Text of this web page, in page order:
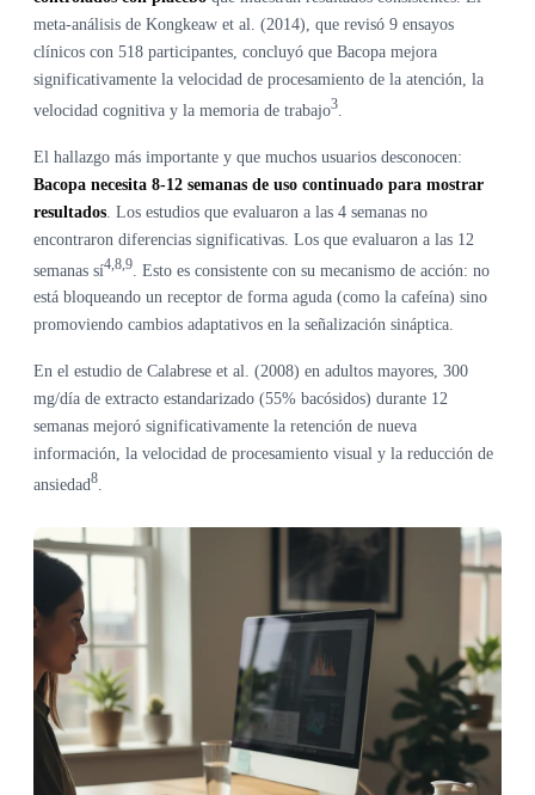
meta-análisis de Kongkeaw et al. (2014), que revisó 9 ensayos
clínicos con 518 participantes, concluyó que Bacopa mejora
significativamente la velocidad de procesamiento de la atención, la
velocidad cognitiva y la memoria de trabajo3
El hallazgo más importante y que muchos usuarios desconocen:
Bacopa necesita 8-12 semanas de uso continuado para mostrar
resultados . Los estudios que evaluaron a las 4 semanas no
encontraron diferencias significativas. Los que evaluaron a las 12
semanas sí4,8,9 . Esto es consistente con su mecanismo de acción: no
está bloqueando un receptor de forma aguda (como la cafeína) sino
promoviendo cambios adaptativos en la señalización sináptica.
En el estudio de Calabrese et al. (2008) en adultos mayores, 300
mg/día de extracto estandarizado (55% bacósidos) durante 12
semanas mejoró significativamente la retención de nueva
información, la velocidad de procesamiento visual y la reducción de
ansiedad8.